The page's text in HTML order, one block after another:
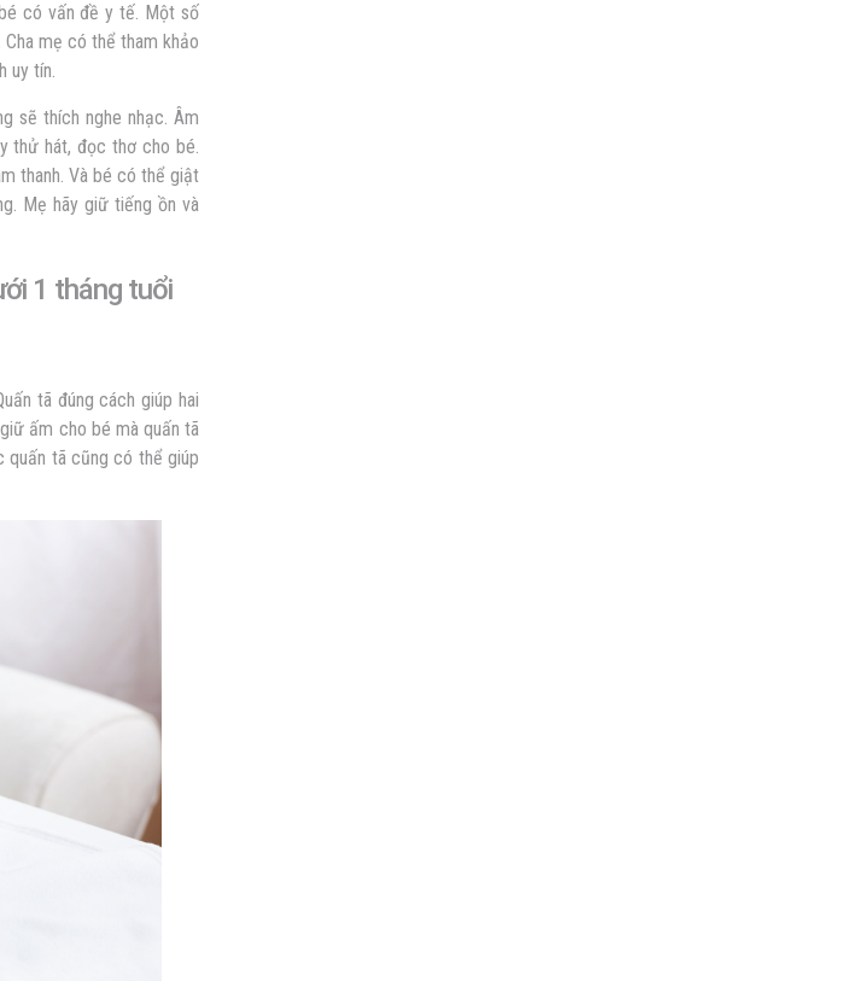
có vấn đề y tế. Một số
mẹ có thể tham khảo
uy tín.
sẽ thích nghe nhạc. Âm
thử hát, đọc thơ cho bé.
thanh. Và bé có thể giật
Mẹ hãy giữ tiếng ồn và
1 tháng tuổi
tã đúng cách giúp hai
ấm cho bé mà quấn tã
quấn tã cũng có thể giúp